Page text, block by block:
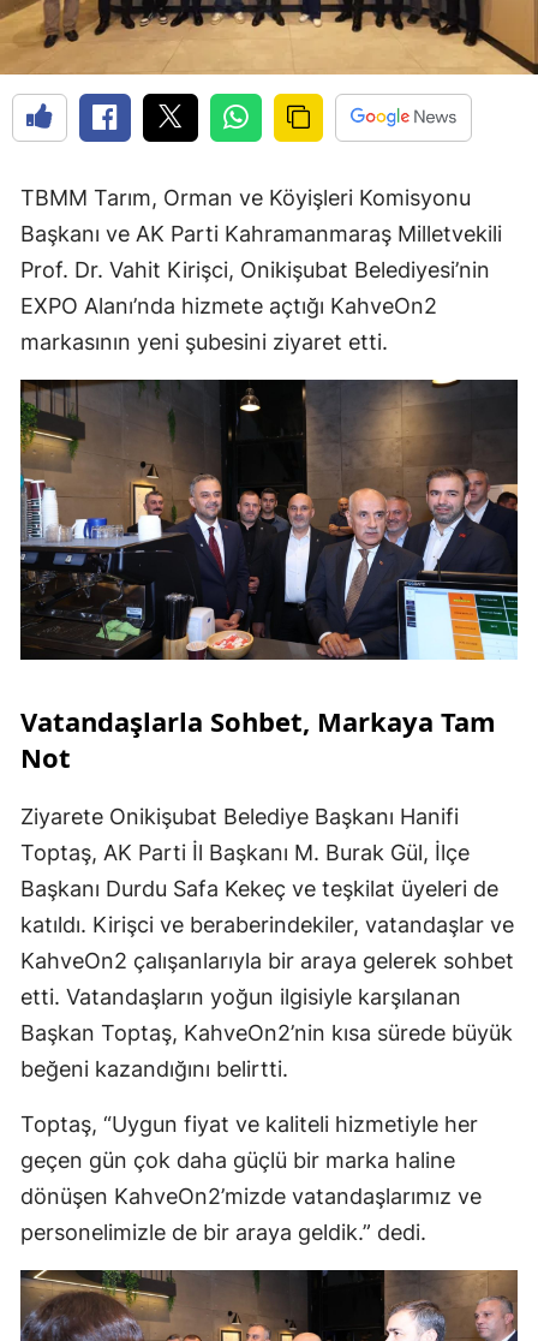
TBMM Tarım, Orman ve Köyişleri Komisyonu
Başkanı ve AK Parti Kahramanmaraş Milletvekili
Prof. Dr. Vahit Kirişci, Onikişubat Belediyesi’nin
EXPO Alanı’nda hizmete açtığı KahveOn2
markasının yeni şubesini ziyaret etti.
Vatandaşlarla Sohbet, Markaya Tam
Not
Ziyarete Onikişubat Belediye Başkanı Hanifi
Toptaş, AK Parti İl Başkanı M. Burak Gül, İlçe
Başkanı Durdu Safa Kekeç ve teşkilat üyeleri de
katıldı. Kirişci ve beraberindekiler, vatandaşlar ve
KahveOn2 çalışanlarıyla bir araya gelerek sohbet
etti. Vatandaşların yoğun ilgisiyle karşılanan
Başkan Toptaş, KahveOn2’nin kısa sürede büyük
beğeni kazandığını belirtti.
Toptaş, “Uygun fiyat ve kaliteli hizmetiyle her
geçen gün çok daha güçlü bir marka haline
dönüşen KahveOn2’mizde vatandaşlarımız ve
personelimizle de bir araya geldik.” dedi.